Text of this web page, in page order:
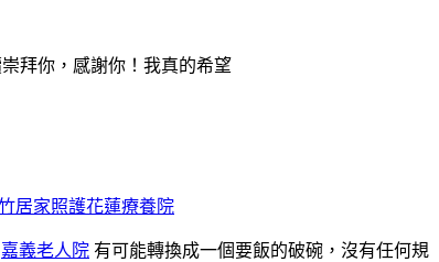
拜你，感謝你！我真的希望
居家照護花蓮療養院
嘉義老人院 有可能轉換成一個要飯的破碗，沒有任何規